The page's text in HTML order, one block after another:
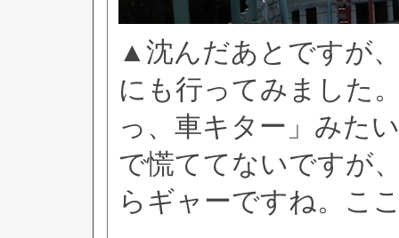
▲沈んだあとですが
にも行ってみました
っ、車キター」みた
で慌ててないですが
らギャーですね。こ